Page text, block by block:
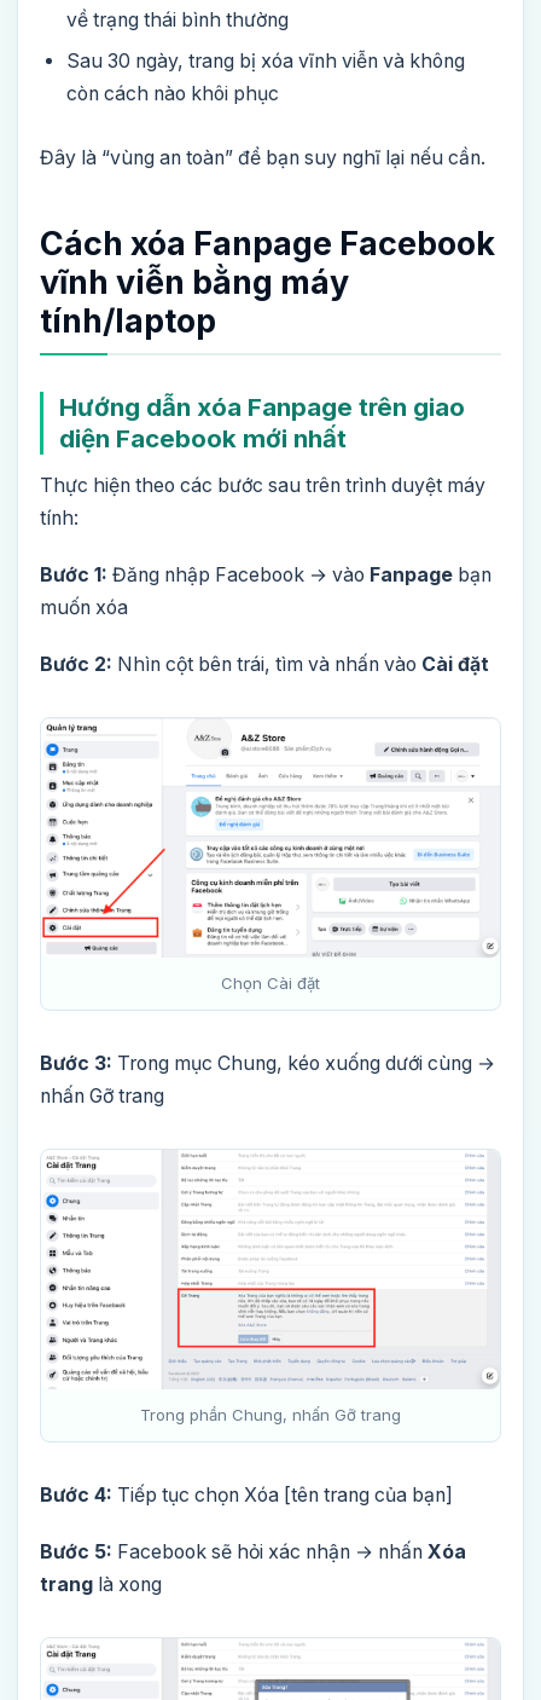
về trạng thái bình thường
Sau 30 ngày, trang bị xóa vĩnh viễn và không
còn cách nào khôi phục
Đây là “vùng an toàn” để bạn suy nghĩ lại nếu cần.
Cách xóa Fanpage Facebook
vĩnh viễn bằng máy
tính/laptop
Hướng dẫn xóa Fanpage trên giao
diện Facebook mới nhất
Thực hiện theo các bước sau trên trình duyệt máy
tính:
Bước 1: Đăng nhập Facebook → vào Fanpage bạn
muốn xóa
Bước 2: Nhìn cột bên trái, tìm và nhấn vào Cài đặt
Chọn Cài đặt
Bước 3: Trong mục Chung, kéo xuống dưới cùng →
nhấn Gỡ trang
Trong phần Chung, nhấn Gỡ trang
Bước 4: Tiếp tục chọn Xóa [tên trang của bạn]
Bước 5: Facebook sẽ hỏi xác nhận → nhấn Xóa
trang là xong